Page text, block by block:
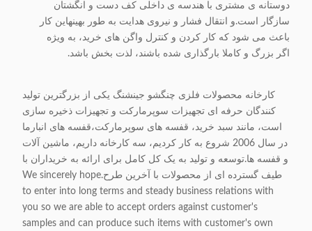
دوستانه ی مشتری با هندسه ی داخلی کف دست و انگشتان
سازگار است.و انتقال فشار و نیروی هدایت به طور بهینهاین کار
باعث می شود که کار کردن و کنترل واگن های خرید، به ویژه
اگر بزرگ و کاملا بارگذاری شده باشند، لذت بخش باشد.
کارخانه محصولات فلزی چنگشو جینشنگ یکی از بزرگترین تولید
کنندگان حرفه ای تجهیزات سوپرمارکت و تجهیزات ذخیره سازی
است، مانند سبد خرید، قفسه های سوپرمارکت،قفسه های انبارما
در سال 2006 شروع به کار کردیم، سه کارخانه داریم، ماشین آلات
و قفسه ها.توسعه و تولید به یک کل کامل برای ارائه به خریداران با
طیف گسترده ای از محصولات با آخرین طرح.We sincerely hope
to enter into long terms and steady business relations with
you so we are able to accept orders against customer's
samples and can produce such items with customer's own